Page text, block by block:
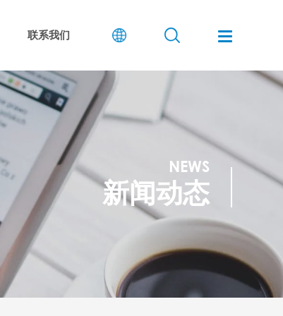
联系我们
NEWS
新闻动态